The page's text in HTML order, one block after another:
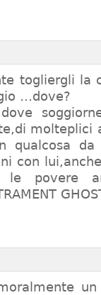
togliergli la
…dove?
molteplici
qualcosa
con
le povere